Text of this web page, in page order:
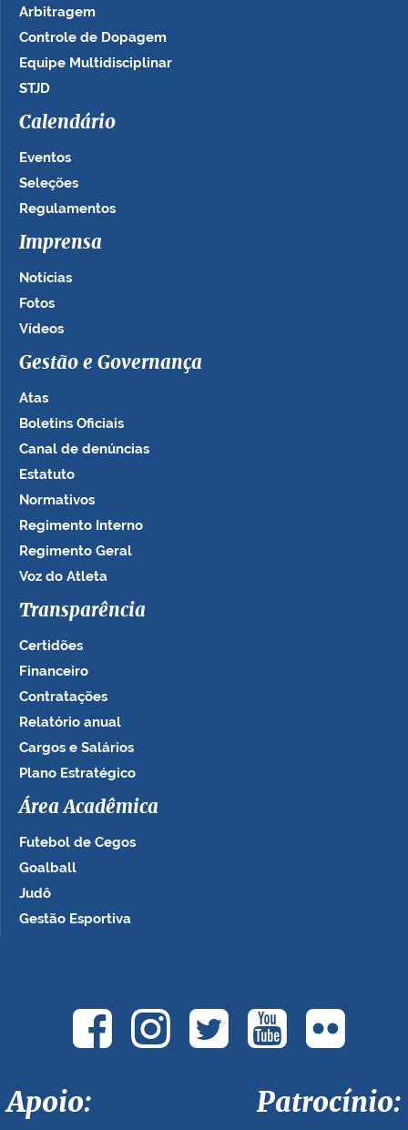
Arbitragem
Controle de Dopagem
Equipe Multidisciplinar
STJD
Calendário
Eventos
Seleções
Regulamentos
Imprensa
Notícias
Fotos
Vídeos
Gestão e Governança
Atas
Boletins Oficiais
Canal de denúncias
Estatuto
Normativos
Regimento Interno
Regimento Geral
Voz do Atleta
Transparência
Certidões
Financeiro
Contratações
Relatório anual
Cargos e Salários
Plano Estratégico
Área Acadêmica
Futebol de Cegos
Goalball
Judô
Gestão Esportiva
Apoio: Patrocínio: